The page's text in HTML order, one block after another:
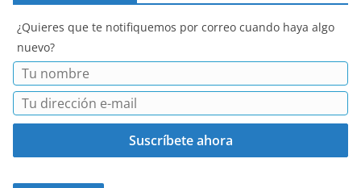
¿Quieres que te notifiquemos por correo cuando haya algo
nuevo?